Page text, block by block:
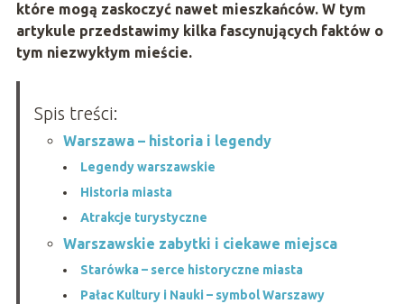
które mogą zaskoczyć nawet mieszkańców. W tym
artykule przedstawimy kilka fascynujących faktów o
tym niezwykłym mieście.
Spis treści:
Warszawa – historia i legendy
Legendy warszawskie
Historia miasta
Atrakcje turystyczne
Warszawskie zabytki i ciekawe miejsca
Starówka – serce historyczne miasta
Pałac Kultury i Nauki – symbol Warszawy